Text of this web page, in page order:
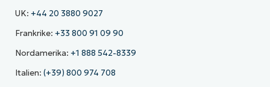
UK: +44 20 3880 9027
Frankrike: +33 800 91 09 90
Nordamerika: +1 888 542-8339
Italien: (+39) 800 974 708